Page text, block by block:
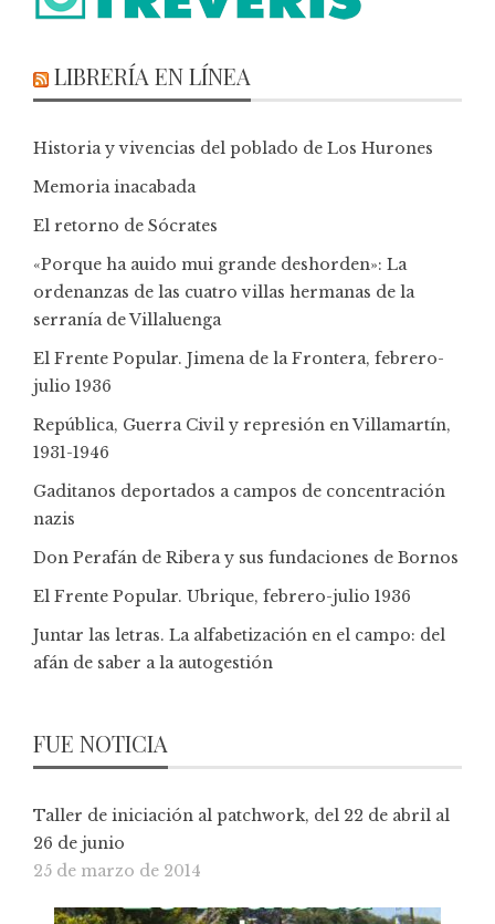
LIBRERÍA EN LÍNEA
Historia y vivencias del poblado de Los Hurones
Memoria inacabada
El retorno de Sócrates
«Porque ha auido mui grande deshorden»: La
ordenanzas de las cuatro villas hermanas de la
serranía de Villaluenga
El Frente Popular. Jimena de la Frontera, febrero-
julio 1936
República, Guerra Civil y represión en Villamartín,
1931-1946
Gaditanos deportados a campos de concentración
nazis
Don Perafán de Ribera y sus fundaciones de Bornos
El Frente Popular. Ubrique, febrero-julio 1936
Juntar las letras. La alfabetización en el campo: del
afán de saber a la autogestión
FUE NOTICIA
Taller de iniciación al patchwork, del 22 de abril al
26 de junio
25 de marzo de 2014